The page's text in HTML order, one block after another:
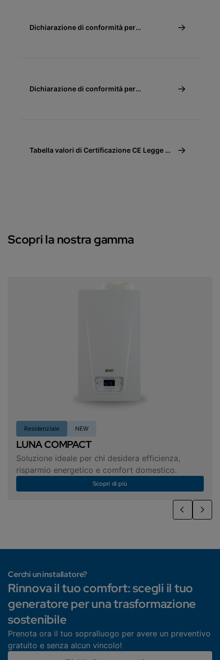
Dichiarazione di conformità per
Dichiarazione di conformità per
Tabella valori di Certificazione CE Legge 10
Scopri la nostra gamma
Residenziale NEW
LUNA COMPACT
Soluzione ideale per chi desidera efficienza,
risparmio energetico e comfort domestico.
Scopri di più
Cerchi un installatore?
Rinnova il tuo comfort: scegli il tuo
generatore per una trasformazione
sostenibile
Prenota ora il tuo sopralluogo per avere un preventivo
gratuito e senza alcun vincolo!